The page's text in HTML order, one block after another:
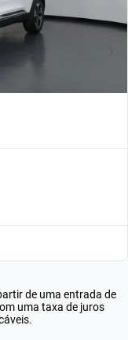
de uma entrada de
uma taxa de juros